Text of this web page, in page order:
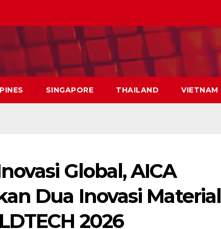
SINGAPORE THAILAND VIETNAM
Global, AICA
Dua Inovasi Material
2026